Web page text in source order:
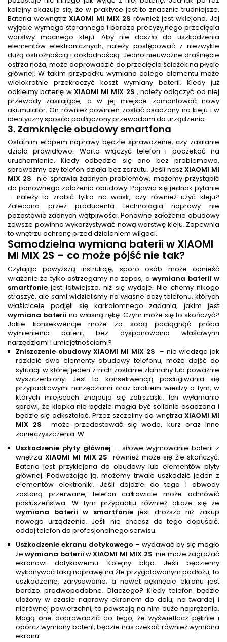
kolejny okazuje się, że w praktyce jest to znacznie trudniejsze.
Bateria wewnątrz XIAOMI MI MIX 2S również jest wklejona. Jej
wyjęcie wymaga starannego i bardzo precyzyjnego przecięcia
warstwy mocnego kleju. Aby nie doszło do uszkodzenia
elementów elektronicznych, należy postępować z niezwykle
dużą ostrożnością i dokładnością. Jedno nieuważne draśnięcie
ostrza noża, może doprowadzić do przecięcia ścieżek na płycie
głównej. W takim przypadku wymiana całego elementu może
wielokrotnie przekroczyć koszt wymiany baterii. Kiedy już
odkleimy baterię w XIAOMI MI MIX 2S , należy odłączyć od niej
przewody zasilające, a w jej miejsce zamontować nowy
akumulator. On również powinien zostać osadzony na kleju i w
identyczny sposób podłączony przewodami do urządzenia.
3. Zamknięcie obudowy smartfona
Ostatnim etapem naprawy będzie sprawdzenie, czy zasilanie
działa prawidłowo. Warto włączyć telefon i poczekać na
uruchomienie. Kiedy odbędzie się ono bez problemowo,
sprawdźmy czy telefon działa bez zarzutu. Jeśli nasz XIAOMI MI
MIX 2S
nie sprawia żadnych problemów, możemy przystąpić
do ponownego założenia obudowy. Pojawia się jednak pytanie
– należy to zrobić tylko na wcisk, czy również użyć kleju?
Zalecana przez producenta technologia naprawy nie
pozostawia żadnych wątpliwości. Ponowne założenie obudowy
zawsze powinno wykorzystywać nową warstwę kleju. Zapewnia
to wnętrzu ochronę przed działaniem wilgoci.
Samodzielna wymiana baterii w XIAOMI
MI MIX 2S – co może pójść nie tak?
Czytając powyższą instrukcję, sporo osób może odnieść
wrażenie że tylko ostrzegamy na zapas, awymiana baterii w
smartfonie jest łatwiejsza, niż się wydaje. Nie chemy nikogo
straszyć, ale sami widzieliśmy na własne oczy telefonu, których
właśicicele podjęli się karkołomnego zadania, jakim jest
wymiana baterii na własną rękę. Czym może się to skończyć?
Jakie konsekwencje może za sobą pociągnąć próba
wymienienia baterii, bez dysponowania właściwymi
narzędziami i umiejętnościami?
Zniszczenie obudowy XIAOMI MI MIX 2S – nie wiedząc jak
rozkleić dwa elementy obudowy telefonu, może dojść do
sytuacji w której jeden z nich zostanie złamany lub poważnie
wyszczerbiony. Jest to konsekwencją posługiwania się
przypadkowymi narzędziami oraz brakiem wiedzy o tym, w
których miejscach znajduja się zatrszaski. Ich wyłamanie
sprawi, że klapka nie będzie mogła być solidnie osadzona i
będzie się odkształać. Przez szczeliny do wnętrza XIAOMI MI
MIX 2S
może przedostawać się woda, kurz oraz inne
zanieczyszczenia. W
Uszkodzenie płyty głównej – siłowe wyjmowanie baterii z
wnętrza XIAOMI MI MIX 2S
również może się źle skończyć.
Bateria jest przyklejona do obudowy lub elementów płyty
głównej. Podważając ją, możemy trwale uszkodzić jeden z
elementów elektroniki. Jeśli dojdzie do tego i obwody
zostaną przerwane, telefon całkowicie może odmówić
posłuszeństwa. W tym przypadku również okaże się że
wymiana baterii w smartfoniejest droższa niż zakup
nowego urządzenia. Jeśli nie chcesz do tego dopuścić,
oddaj telefon do profesjonalnego serwisu.
Uszkodzenie ekranu dotykowego – wydawać by się mogło
żewymiana baterii wXIAOMI MI MIX 2S nie może zagrażać
ekranowi dotykowemu. Kolejny błąd. Jeśli będziemy
wykonywać taką naprawę na źle przygotowanym podłożu, to
uszkodzenie, zarysowanie, a nawet pęknięcie ekranu jest
bardzo pradwopodobne. Dlaczego? Kiedy telefon będzie
ułożony w czasie naprawy ekranem do dołu, na twardej i
nierównej powierzchni, to powstają na nim duże naprężenia.
Mogą one doprowadzić do tego, że wyświetlacz pęknie i
opórcz wymiany baterii, będzie nas czekać również wymiana
ekranu.